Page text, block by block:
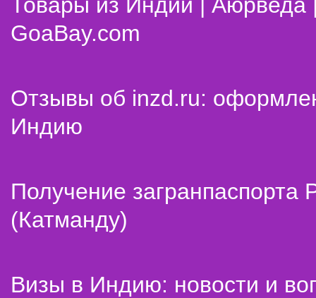
GoaBay.com
Отзывы об inzd.ru:
Индию
Получение
(Катманду)
Визы в Индию: новости и